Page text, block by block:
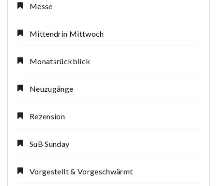
Messe
Mittendrin Mittwoch
Monatsrückblick
Neuzugänge
Rezension
SuB Sunday
Vorgestellt & Vorgeschwärmt